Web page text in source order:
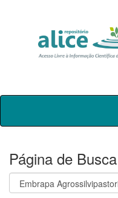
Skip
Página de Busca